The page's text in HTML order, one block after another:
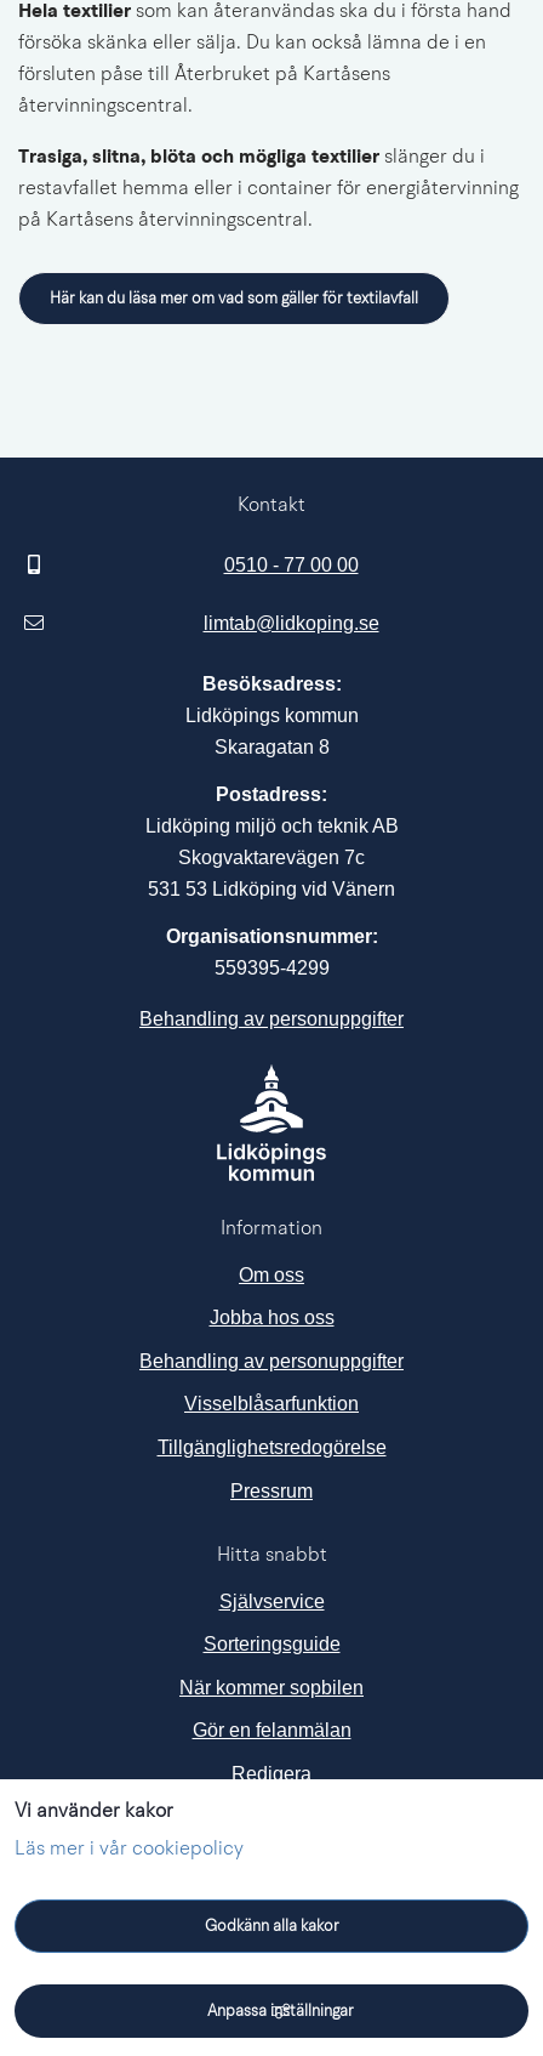
Vi använder kakor
Läs mer i vår cookiepolicy
Godkänn alla kakor
Anpassa inställningar
Hela textilier som kan återanvändas ska du i första hand
försöka skänka eller sälja. Du kan också lämna de i en
försluten påse till Återbruket på Kartåsens
återvinningscentral.
Trasiga, slitna, blöta och mögliga textilier slänger du i
restavfallet hemma eller i container för energiåtervinning
på Kartåsens återvinningscentral.
Här kan du läsa mer om vad som gäller för textilavfall
Kontakt
0510 - 77 00 00
limtab@lidkoping.se
Besöksadress:
Lidköpings kommun
Skaragatan 8
Postadress:
Lidköping miljö och teknik AB
Skogvaktarevägen 7c
531 53 Lidköping vid Vänern
Organisationsnummer:
559395-4299
Behandling av personuppgifter
Information
Om oss
Jobba hos oss
Behandling av personuppgifter
Visselblåsarfunktion
Tillgänglighetsredogörelse
PressrumLänk till annan webbplats,
Hitta snabbt
Självservice
Sorteringsguide
När kommer sopbilen
Gör en felanmälan
Redigera
Följ oss i sociala medier
Linkedin